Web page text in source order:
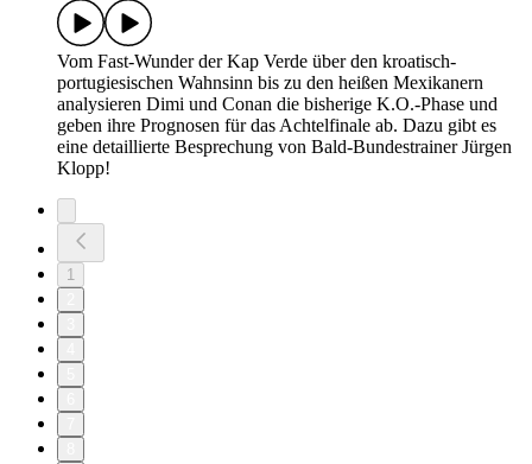
Vom Fast-Wunder der Kap Verde über den kroatisch-
portugiesischen Wahnsinn bis zu den heißen Mexikanern
analysieren Dimi und Conan die bisherige K.O.-Phase und
geben ihre Prognosen für das Achtelfinale ab. Dazu gibt es
eine detaillierte Besprechung von Bald-Bundestrainer Jürgen
Klopp!
1